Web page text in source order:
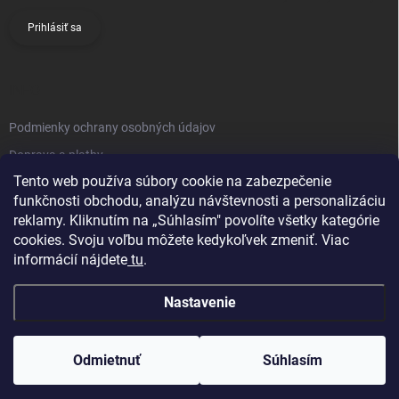
Tento web používa súbory cookie na zabezpečenie
funkčnosti obchodu, analýzu návštevnosti a personalizáciu
reklamy. Kliknutím na „Súhlasím" povolíte všetky kategórie
cookies. Svoju voľbu môžete kedykoľvek zmeniť. Viac
informácií nájdete tu.
Nastavenie
Odmietnuť Súhlasím
Prihlásiť sa
Podmienky ochrany osobných údajov
Doprava a platby
Obchodné podmienky
Reklamačný poriadok
Vrátenie tovaru
Kontakty
Copyright 2026Knifestore . Všetky práva vyhradené. Upraviť nastavenie